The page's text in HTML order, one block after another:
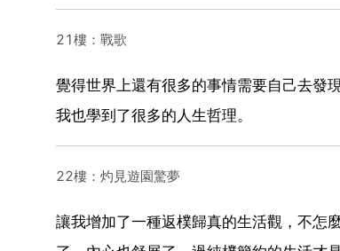
21樓：戰歌
覺得世界上還有很多的事情需要自己去發
我也學到了很多的人生哲理。
22樓：灼見遊園驚夢
讓我增加了一種返樸歸真的生活觀，不怎